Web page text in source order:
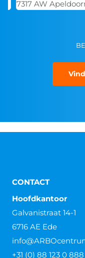
7317 AW
CONTACT
Hoofdkantoor
Galvanistraat 14-1
6716 AE Ede
+31 (0) 88 123 0 888